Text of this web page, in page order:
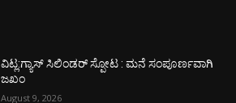
ವಿಟ್ಲ:ಗ್ಯಾಸ್ ಸಿಲಿಂಡರ್ ಸ್ಪೋಟ : ಮನೆ ಸಂಪೂರ್ಣವಾಗಿ
ಜಖಂ
August 9, 2026